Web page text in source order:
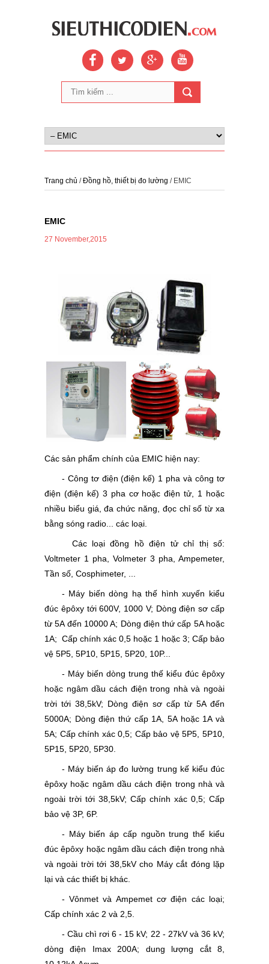
Trang chủ /Đồng hồ, thiết bị đo lường / EMIC
EMIC
27 November,2015
Các sản phẩm chính của EMIC hiện nay:
- Công tơ điện (điện kế) 1 pha và công tơ
điện (điện kế) 3 pha cơ hoặc điện tử, 1 hoặc
nhiều biểu giá, đa chức năng, đọc chỉ số từ xa
bằng sóng radio... các loại.
Các loại đồng hồ điện tử chỉ thị số:
Voltmeter 1 pha, Volmeter 3 pha, Ampemeter,
Tần số, Cosphimeter, ...
- Máy biến dòng hạ thế hình xuyến kiểu
đúc êpôxy tới 600V, 1000 V; Dòng điện sơ cấp
từ 5A đến 10000 A; Dòng điện thứ cấp 5A hoặc
1A; Cấp chính xác 0,5 hoặc 1 hoặc 3; Cấp bảo
vệ 5P5, 5P10, 5P15, 5P20, 10P...
- Máy biến dòng trung thế kiểu đúc êpôxy
hoặc ngâm dầu cách điện trong nhà và ngoài
trời tới 38,5kV; Dòng điện sơ cấp từ 5A đến
5000A; Dòng điện thứ cấp 1A, 5A hoặc 1A và
5A; Cấp chính xác 0,5; Cấp bảo vệ 5P5, 5P10,
5P15, 5P20, 5P30.
- Máy biến áp đo lường trung kế kiểu đúc
êpôxy hoặc ngâm dầu cách điện trong nhà và
ngoài trời tới 38,5kV; Cấp chính xác 0,5; Cấp
bảo vệ 3P, 6P.
- Máy biến áp cấp nguồn trung thế kiểu
đúc êpôxy hoặc ngâm dầu cách điện trong nhà
và ngoài trời tới 38,5kV cho Máy cắt đóng lặp
lại và các thiết bị khác.
- Vônmet và Ampemet cơ điện các loại;
Cấp chính xác 2 và 2,5.
- Cầu chì rơi 6 - 15 kV; 22 - 27kV và 36 kV;
dòng điện Imax 200A; dung lượng cắt 8,